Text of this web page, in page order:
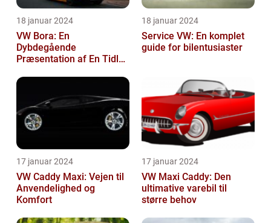
18 januar 2024
VW Bora: En
Dybdegående
Præsentation af En Tidløs
18 januar 2024
Service VW: En komplet
guide for bilentusiaster
17 januar 2024
VW Caddy Maxi: Vejen til
Anvendelighed og
Komfort
17 januar 2024
VW Maxi Caddy: Den
ultimative varebil til
større behov